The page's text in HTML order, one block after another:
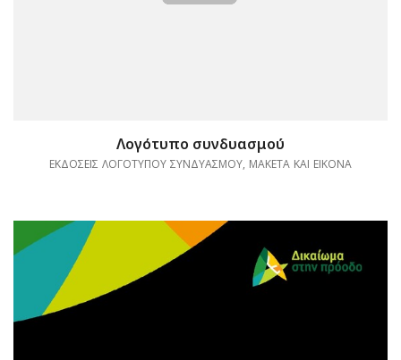
Λογότυπο συνδυασμού
ΕΚΔΟΣΕΙΣ ΛΟΓΟΤΥΠΟΥ ΣΥΝΔΥΑΣΜΟΥ, ΜΑΚΕΤΑ ΚΑΙ ΕΙΚΟΝΑ